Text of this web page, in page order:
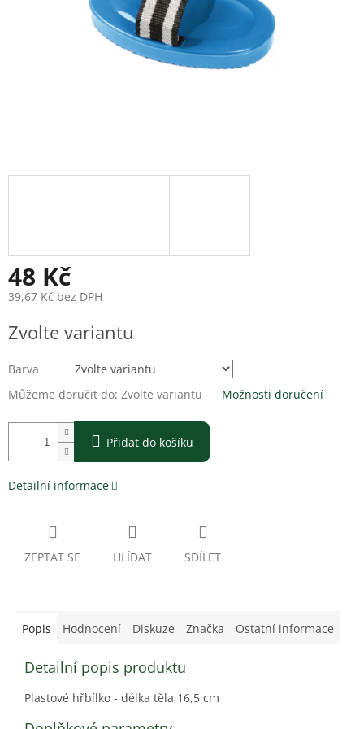
48 Kč
39,67 Kč bez DPH
cena:
Zvolte variantu
Barva
Můžeme doručit do: Zvolte variantu Možnosti doručení
Přidat do košíku
Detailní informace
ZEPTAT SE HLÍDAT SDÍLET
Popis Hodnocení Diskuze Značka Ostatní informace
Detailní popis produktu
Plastové hřbílko - délka těla 16,5 cm